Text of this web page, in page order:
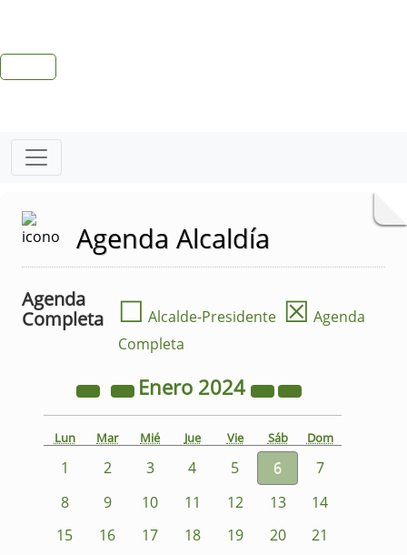
Agenda Alcaldía
Agenda
Completa
☐ Alcalde-Presidente ☒ Agenda
Completa
Enero 2024
Lun Mar Mié Jue Vie Sáb Dom
1 2 3 4 5 6
7
8
9 10 11 12 13
14
15
16 17 18 19 20
21